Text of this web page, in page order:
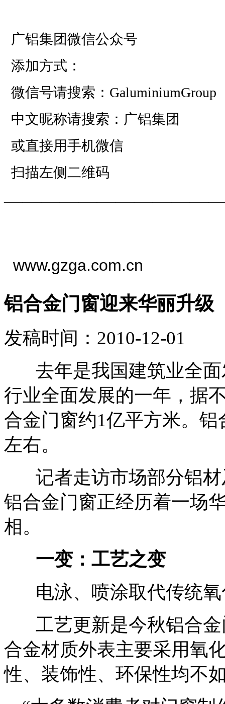
广铝集团微信公众号
添加方式：
微信号请搜索：GaluminiumGroup
中文昵称请搜索：广铝集团
或直接用手机微信
扫描左侧二维码
———————————
www.gzga.com.cn
铝合金门窗迎来华丽升级
发稿时间：2010-12-01
去年是我国建筑业全面
行业全面发展的一年，据
合金门窗约1亿平方米。
左右。
记者走访市场部分铝材
铝合金门窗正经历着一场
相。
一变：工艺之变
电泳、喷涂取代传统氧
工艺更新是今秋铝合金
合金材质外表主要采用氧
性、装饰性、环保性均不